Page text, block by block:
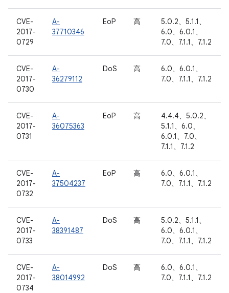
CVE-
2017-
0729
A-
37710346
EoP 高
5.0.2、5.1.1、
6.0、6.0.1、
7.0、7.1.1、7.1.2
CVE-
2017-
0730
A-
36279112
DoS 高
6.0、6.0.1、
7.0、7.1.1、7.1.2
CVE-
2017-
0731
A-
36075363
EoP 高
4.4.4、5.0.2、
5.1.1、6.0、
6.0.1、7.0、
7.1.1、7.1.2
CVE-
2017-
0732
A-
37504237
EoP 高
6.0、6.0.1、
7.0、7.1.1、7.1.2
CVE-
2017-
0733
A-
38391487
DoS 高
5.0.2、5.1.1、
6.0、6.0.1、
7.0、7.1.1、7.1.2
CVE-
2017-
0734
A-
38014992
DoS 高
6.0、6.0.1、
7.0、7.1.1、7.1.2